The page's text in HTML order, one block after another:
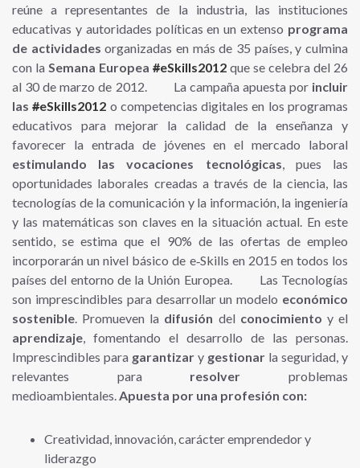
reúne a representantes de la industria, las instituciones
educativas y autoridades políticas en un extenso programa
de actividades organizadas en más de 35 países, y culmina
con la Semana Europea #eSkills2012 que se celebra del 26
al 30 de marzo de 2012. La campaña apuesta por incluir
las#eSkills2012 o competencias digitales en los programas
educativos para mejorar la calidad de la enseñanza y
favorecer la entrada de jóvenes en el mercado laboral
estimulando las vocaciones tecnológicas, pues las
oportunidades laborales creadas a través de la ciencia, las
tecnologías de la comunicación y la información, la ingeniería
y las matemáticas son claves en la situación actual. En este
sentido, se estima que el 90% de las ofertas de empleo
incorporarán un nivel básico de e‐Skills en 2015 en todos los
países del entorno de la Unión Europea. Las Tecnologías
son imprescindibles para desarrollar un modelo económico
sostenible. Promueven la difusión del conocimiento y el
aprendizaje, fomentando el desarrollo de las personas.
Imprescindibles para garantizar y gestionar la seguridad, y
relevantes para resolver problemas
medioambientales.Apuesta por una profesión con:
Creatividad, innovación, carácter emprendedor y
liderazgo